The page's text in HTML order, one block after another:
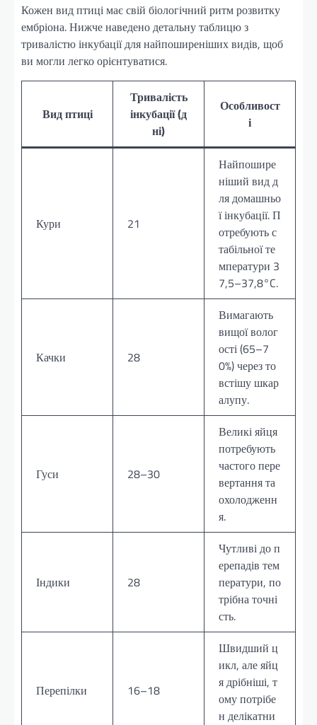
Кожен вид птиці має свій біологічний ритм розвитку
ембріона. Нижче наведено детальну таблицю з
тривалістю інкубації для найпоширеніших видів, щоб
ви могли легко орієнтуватися.
Вид птиці
Тривалість
інкубації (д
ні)
Особливост
і
Кури 21
Найпошире
ніший вид д
ля домашньо
ї інкубації. П
отребують с
табільної те
мператури 3
7,5–37,8°C.
Качки 28
Вимагають
вищої волог
ості (65–7
0%) через то
встішу шкар
алупу.
Гуси 28–30
Великі яйця
потребують
частого пере
вертання та
охолодженн
я.
Індики 28
Чутливі до п
ерепадів тем
ператури, по
трібна точні
сть.
Перепілки 16–18
Швидший ц
икл, але яйц
я дрібніші, т
ому потрібе
н делікатни